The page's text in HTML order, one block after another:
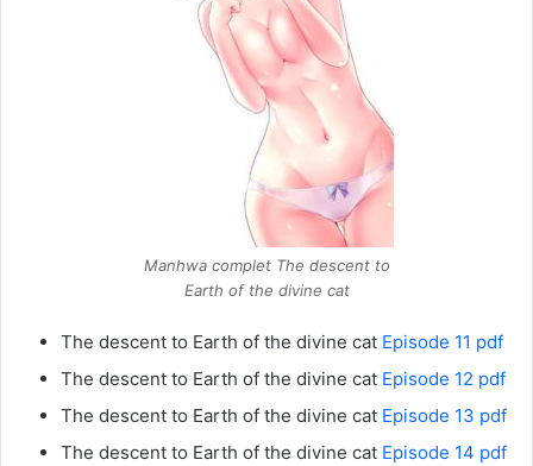
Manhwa complet The descent to
Earth of the divine cat
The descent to Earth of the divine cat Episode 11 pdf
The descent to Earth of the divine cat Episode 12 pdf
The descent to Earth of the divine cat Episode 13 pdf
The descent to Earth of the divine cat Episode 14 pdf